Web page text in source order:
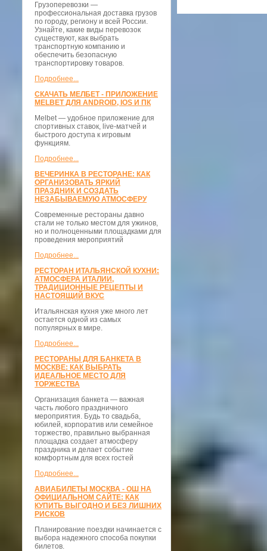
Грузоперевозки —
профессиональная доставка грузов
по городу, региону и всей России.
Узнайте, какие виды перевозок
существуют, как выбрать
транспортную компанию и
обеспечить безопасную
транспортировку товаров.
Подробнее...
СКАЧАТЬ МЕЛБЕТ - ПРИЛОЖЕНИЕ
MELBET ДЛЯ ANDROID, IOS И ПК
Melbet — удобное приложение для
спортивных ставок, live-матчей и
быстрого доступа к игровым
функциям.
Подробнее...
ВЕЧЕРИНКА В РЕСТОРАНЕ: КАК
ОРГАНИЗОВАТЬ ЯРКИЙ
ПРАЗДНИК И СОЗДАТЬ
НЕЗАБЫВАЕМУЮ АТМОСФЕРУ
Современные рестораны давно
стали не только местом для ужинов,
но и полноценными площадками для
проведения мероприятий
Подробнее...
РЕСТОРАН ИТАЛЬЯНСКОЙ КУХНИ:
АТМОСФЕРА ИТАЛИИ,
ТРАДИЦИОННЫЕ РЕЦЕПТЫ И
НАСТОЯЩИЙ ВКУС
Итальянская кухня уже много лет
остается одной из самых
популярных в мире.
Подробнее...
РЕСТОРАНЫ ДЛЯ БАНКЕТА В
МОСКВЕ: КАК ВЫБРАТЬ
ИДЕАЛЬНОЕ МЕСТО ДЛЯ
ТОРЖЕСТВА
Организация банкета — важная
часть любого праздничного
мероприятия. Будь то свадьба,
юбилей, корпоратив или семейное
торжество, правильно выбранная
площадка создает атмосферу
праздника и делает событие
комфортным для всех гостей
Подробнее...
АВИАБИЛЕТЫ МОСКВА - ОШ НА
ОФИЦИАЛЬНОМ САЙТЕ: КАК
КУПИТЬ ВЫГОДНО И БЕЗ ЛИШНИХ
РИСКОВ
Планирование поездки начинается с
выбора надежного способа покупки
билетов.